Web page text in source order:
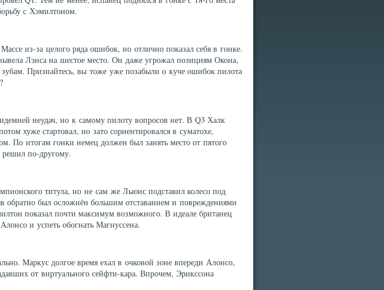
с Хэмилтоном.
из-за целого ряда ошибок, но отлично показал себя в гонке.
Лэнса на шестое место. Он даже угрожал позициям Окона,
Признайтесь, вы тоже уже позабыли о куче ошибок пилота
неудач, но к самому пилоту вопросов нет. В Q3 Халк
хуже стартовал, но зато сориентировался в суматохе,
По итогам гонки немец должен был занять место от пятого
решил по-другому.
титула, но не сам же Льюис подставил колесо под
обратно был осложнён большим отставанием и повреждениями
показал почти максимум возможного. В идеале британец
и успеть обогнать Магнуссена.
Маркус долгое время ехал в очковой зоне впереди Алонсо,
от виртуального сейфти-кара. Впрочем, Эрикссона